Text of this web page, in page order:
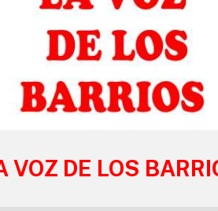
VOZ DE LOS